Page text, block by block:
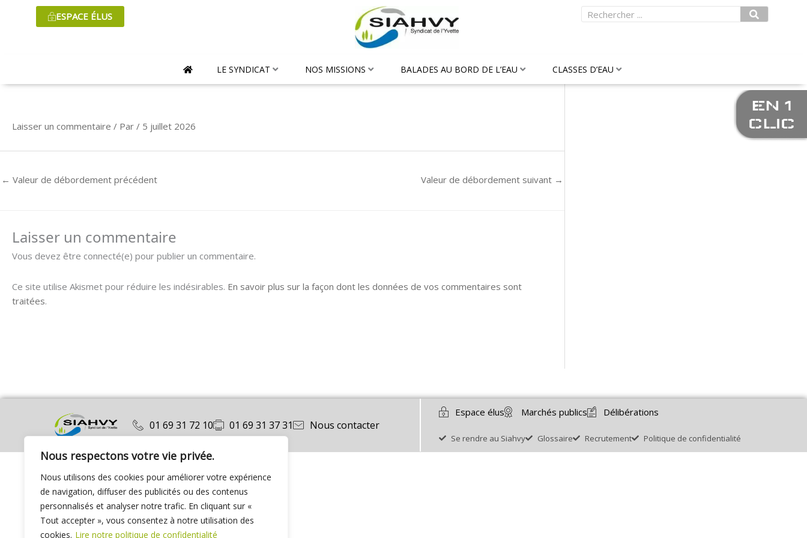
Nous respectons votre vie privée.
Nous utilisons des cookies pour améliorer votre expérience
de navigation, diffuser des publicités ou des contenus
personnalisés et analyser notre trafic. En cliquant sur «
Tout accepter », vous consentez à notre utilisation des
cookies. Lire notre politique de confidentialité
ESPACE ÉLUS Rechercher
LE SYNDICAT NOS MISSIONS BALADES AU BORD DE L’EAU CLASSES D’EAU
Laisser un commentaire / Par / 5 juillet 2026
← Valeur de débordement précédent Valeur de débordement suivant →
Laisser un commentaire
Vous devez être connecté(e) pour publier un commentaire.
Ce site utilise Akismet pour réduire les indésirables. En savoir plus sur la façon dont les données de vos commentaires sont
traitées.
01 69 31 72 10 01 69 31 37 31 Nous contacter
Espace élus Marchés publics Délibérations
Se rendre au Siahvy Glossaire Recrutement Politique de confidentialité
EN 1
CLIC